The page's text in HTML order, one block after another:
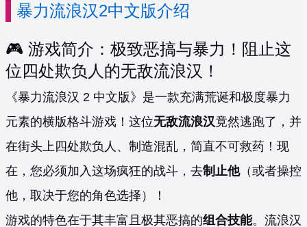
暴力流浪汉2中文版介绍
🎮 游戏简介：极致恶搞与暴力！阻止这
位四处欺负人的无敌流浪汉！
《暴力流浪汉 2 中文版》是一款充满荒诞和极度暴力
元素的横版格斗游戏！这位无敌流浪汉竟然逃跑了，并
在街头上四处欺负人、制造混乱，简直不可救药！现
在，您必须加入这场疯狂的战斗，去制止他（或者操控
他，取决于您的角色选择）！
游戏的特色在于其丰富且极其恶搞的组合技能。流浪汉